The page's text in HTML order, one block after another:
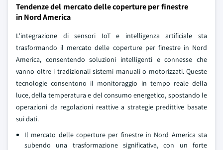
Tendenze del mercato delle coperture per finestre
in Nord America
L'integrazione di sensori IoT e intelligenza artificiale sta
trasformando il mercato delle coperture per finestre in Nord
America, consentendo soluzioni intelligenti e connesse che
vanno oltre i tradizionali sistemi manuali o motorizzati. Queste
tecnologie consentono il monitoraggio in tempo reale della
luce, della temperatura e del consumo energetico, spostando le
operazioni da regolazioni reattive a strategie predittive basate
sui dati.
Il mercato delle coperture per finestre in Nord America sta
subendo una trasformazione significativa, con un forte